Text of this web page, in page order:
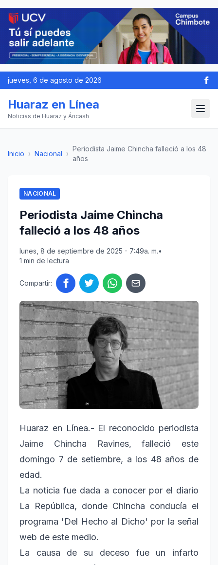
jueves, 6 de agosto de 2026
Huaraz en Línea
Noticias de Huaraz y Áncash
Inicio › Nacional ›
Periodista Jaime Chincha falleció a los 48
años
NACIONAL
Periodista Jaime Chincha
falleció a los 48 años
lunes, 8 de septiembre de 2025 - 7:49a. m.•
1 min de lectura
Compartir:
Huaraz en Línea.- El reconocido periodista
Jaime Chincha Ravines, falleció este
domingo 7 de setiembre, a los 48 años de
edad.
La noticia fue dada a conocer por el diario
La República, donde Chincha conducía el
programa 'Del Hecho al Dicho' por la señal
web de este medio.
La causa de su deceso fue un infarto